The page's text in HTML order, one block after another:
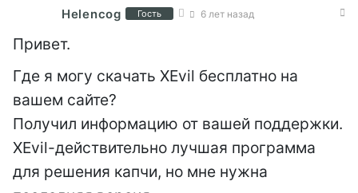
Helencog Гость 6 лет назад
Привет.
Где я могу скачать XEvil бесплатно на
вашем сайте?
Получил информацию от вашей поддержки.
XEvil-действительно лучшая программа
для решения капчи, но мне нужна